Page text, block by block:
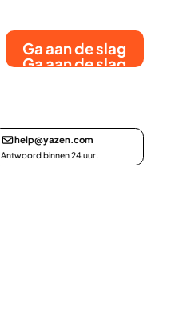
Ga aan de slag
Ga aan de slag
help@yazen.com
Antwoord binnen 24 uur.